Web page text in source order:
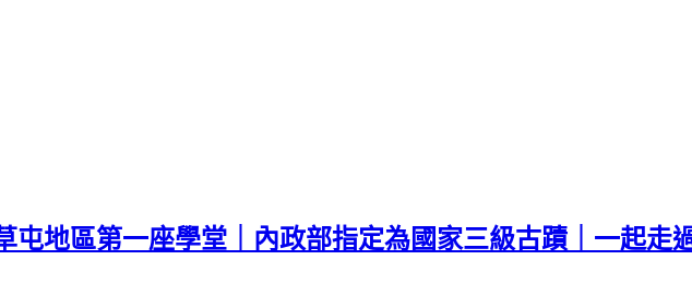
屯地區第一座學堂｜內政部指定為國家三級古蹟｜一起走